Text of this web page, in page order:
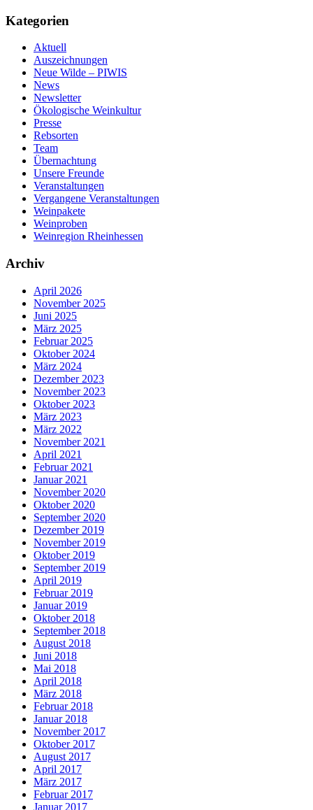
Kategorien
Aktuell
Auszeichnungen
Neue Wilde – PIWIS
News
Newsletter
Ökologische Weinkultur
Presse
Rebsorten
Team
Übernachtung
Unsere Freunde
Veranstaltungen
Vergangene Veranstaltungen
Weinpakete
Weinproben
Weinregion Rheinhessen
Archiv
April 2026
November 2025
Juni 2025
März 2025
Februar 2025
Oktober 2024
März 2024
Dezember 2023
November 2023
Oktober 2023
März 2023
März 2022
November 2021
April 2021
Februar 2021
Januar 2021
November 2020
Oktober 2020
September 2020
Dezember 2019
November 2019
Oktober 2019
September 2019
April 2019
Februar 2019
Januar 2019
Oktober 2018
September 2018
August 2018
Juni 2018
Mai 2018
April 2018
März 2018
Februar 2018
Januar 2018
November 2017
Oktober 2017
August 2017
April 2017
März 2017
Februar 2017
Januar 2017